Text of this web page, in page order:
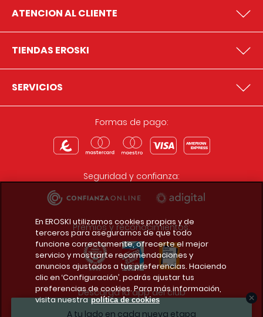
A tu lado en cada nueva etapa
ATENCION AL CLIENTE
TIENDAS EROSKI
SERVICIOS
Formas de pago:
Seguridad y confianza:
Premios y reconocimientos:
Descarga la app del club
En EROSKI utilizamos cookies propias y de
terceros para asegurarnos de que todo
funcione correctamente, ofrecerte el mejor
servicio y mostrarte recomendaciones y
anuncios ajustados a tus preferencias. Haciendo
clic en ‘Configuración’, podrás ajustar tus
preferencias de cookies. Para más información,
visita nuestra política de cookies